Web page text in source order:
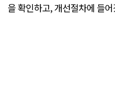
을 확인하고, 개선절차에 들